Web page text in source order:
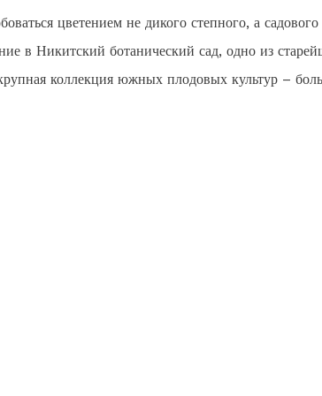
цветением не дикого степного, а садового
в Никитский ботанический сад, одно из
коллекция южных плодовых культур –